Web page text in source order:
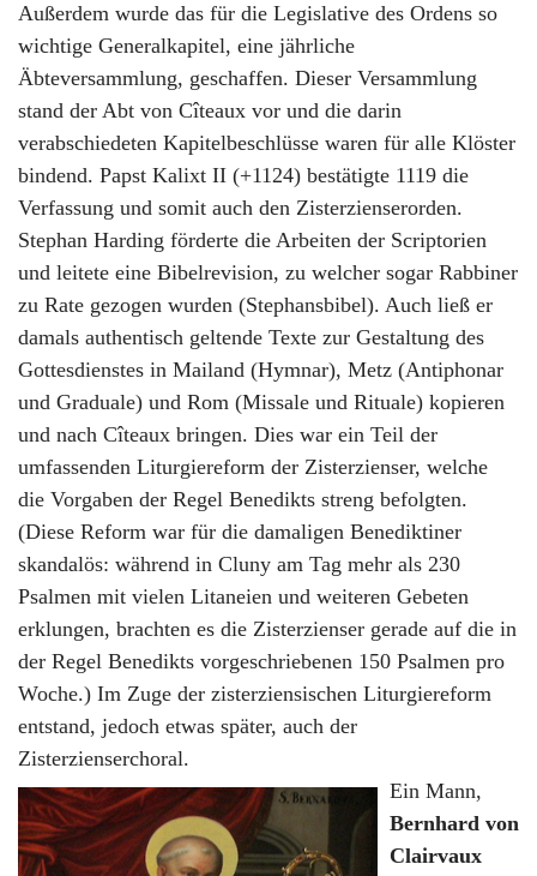
Außerdem wurde das für die Legislative des Ordens so
wichtige Generalkapitel, eine jährliche
Äbteversammlung, geschaffen. Dieser Versammlung
stand der Abt von Cîteaux vor und die darin
verabschiedeten Kapitelbeschlüsse waren für alle Klöster
bindend. Papst Kalixt II (+1124) bestätigte 1119 die
Verfassung und somit auch den Zisterzienserorden.
Stephan Harding förderte die Arbeiten der Scriptorien
und leitete eine Bibelrevision, zu welcher sogar Rabbiner
zu Rate gezogen wurden (Stephansbibel). Auch ließ er
damals authentisch geltende Texte zur Gestaltung des
Gottesdienstes in Mailand (Hymnar), Metz (Antiphonar
und Graduale) und Rom (Missale und Rituale) kopieren
und nach Cîteaux bringen. Dies war ein Teil der
umfassenden Liturgiereform der Zisterzienser, welche
die Vorgaben der Regel Benedikts streng befolgten.
(Diese Reform war für die damaligen Benediktiner
skandalös: während in Cluny am Tag mehr als 230
Psalmen mit vielen Litaneien und weiteren Gebeten
erklungen, brachten es die Zisterzienser gerade auf die in
der Regel Benedikts vorgeschriebenen 150 Psalmen pro
Woche.) Im Zuge der zisterziensischen Liturgiereform
entstand, jedoch etwas später, auch der
Zisterzienserchoral.
Ein Mann,
Bernhard von
Clairvaux